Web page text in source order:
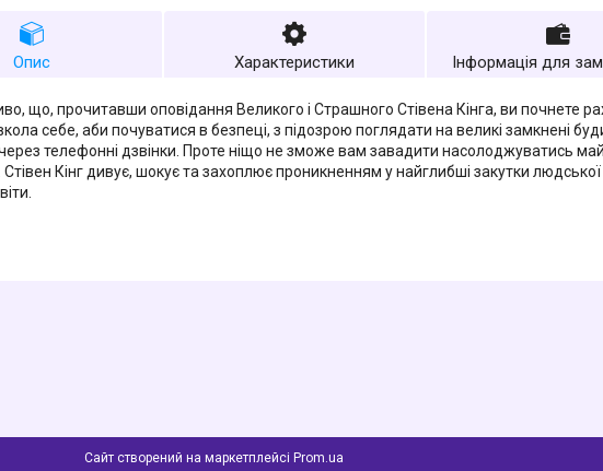
Опис Характеристики Інформація для
що, прочитавши оповідання Великого і Страшного Стівена Кінга, ви почнете
себе, аби почуватися в безпеці, з підозрою поглядати на великі замкнені
телефонні дзвінки. Проте ніщо не зможе вам завадити насолоджуватись
Кінг дивує, шокує та захоплює проникненням у найглибші закутки людської
Сайт створений на маркетплейсі Prom.ua